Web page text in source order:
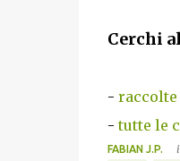
Cerchi
-
-tutte le
FABIAN J.P.